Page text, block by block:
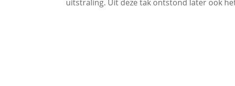
uitstraling. Uit deze tak ontstond later ook